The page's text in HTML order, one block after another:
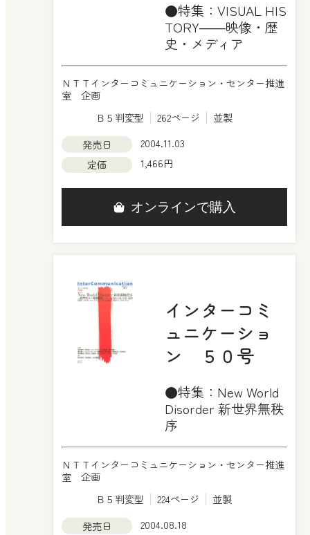
●特集：VISUAL HIS
TORY――映像・歴
史・メディア
ＮＴＴインターコミュニケーション・センター推進
室 企画
Ｂ５判変型
262ページ
並製
発売日
2004.11.03
定価
1,466円
オンラインで購入
インターコミ
ュニケーショ
ン ５０号
●特集：New World
Disorder 新世界無秩
序
ＮＴＴインターコミュニケーション・センター推進
室 企画
Ｂ５判変型
224ページ
並製
発売日
2004.08.18